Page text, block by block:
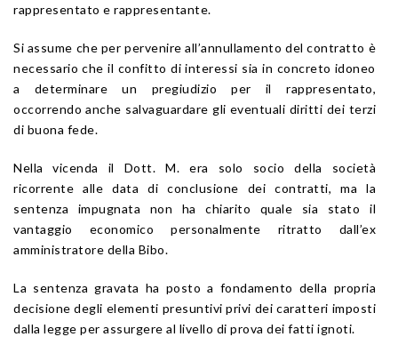
rappresentato e rappresentante.
Si assume che per pervenire all’annullamento del contratto è
necessario che il confitto di interessi sia in concreto idoneo
a determinare un pregiudizio per il rappresentato,
occorrendo anche salvaguardare gli eventuali diritti dei terzi
di buona fede.
Nella vicenda il Dott. M. era solo socio della società
ricorrente alle data di conclusione dei contratti, ma la
sentenza impugnata non ha chiarito quale sia stato il
vantaggio economico personalmente ritratto dall’ex
amministratore della Bibo.
La sentenza gravata ha posto a fondamento della propria
decisione degli elementi presuntivi privi dei caratteri imposti
dalla legge per assurgere al livello di prova dei fatti ignoti.